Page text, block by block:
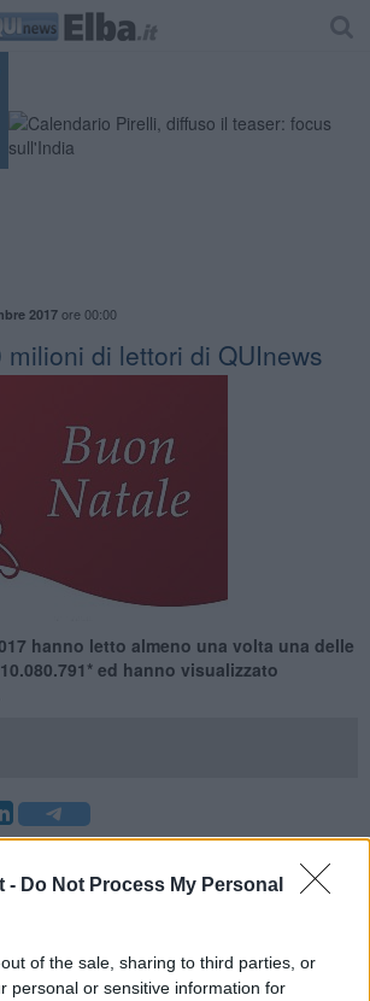
- Do Not Process My Personal
of the sale, sharing to third parties, or
personal or sensitive information for
2017ore 00:00
milioni di lettori di QUInews
hanno letto almeno una volta una delle
ed hanno visualizzato
in un anno hanno pubblicato oltre
del terzo trimestre 2017*